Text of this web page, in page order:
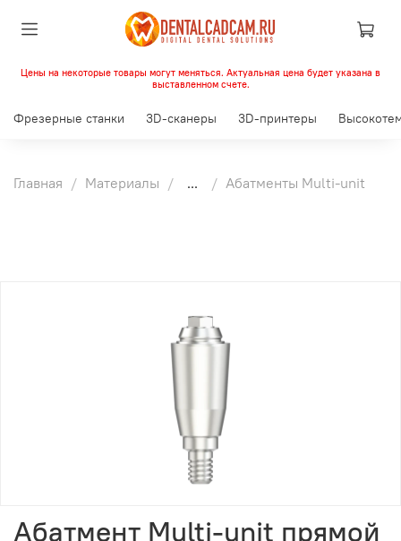
Цены на некоторые товары могут меняться. Актуальная цена будет указана в
выставленном счете.
Фрезерные станки 3D-сканеры 3D-принтеры
Главная Материалы ... Абатменты Multi-unit
Абатмент Multi-unit прямой